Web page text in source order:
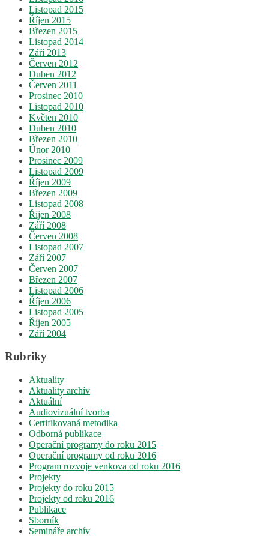
Listopad 2015
Říjen 2015
Březen 2015
Listopad 2014
Září 2013
Červen 2012
Duben 2012
Červen 2011
Prosinec 2010
Listopad 2010
Květen 2010
Duben 2010
Březen 2010
Únor 2010
Prosinec 2009
Listopad 2009
Říjen 2009
Březen 2009
Listopad 2008
Říjen 2008
Září 2008
Červen 2008
Listopad 2007
Září 2007
Červen 2007
Březen 2007
Listopad 2006
Říjen 2006
Listopad 2005
Říjen 2005
Září 2004
Rubriky
Aktuality
Aktuality archív
Aktuální
Audiovizuální tvorba
Certifikovaná metodika
Odborná publikace
Operační programy do roku 2015
Operační programy od roku 2016
Program rozvoje venkova od roku 2016
Projekty
Projekty do roku 2015
Projekty od roku 2016
Publikace
Sborník
Semináře archív